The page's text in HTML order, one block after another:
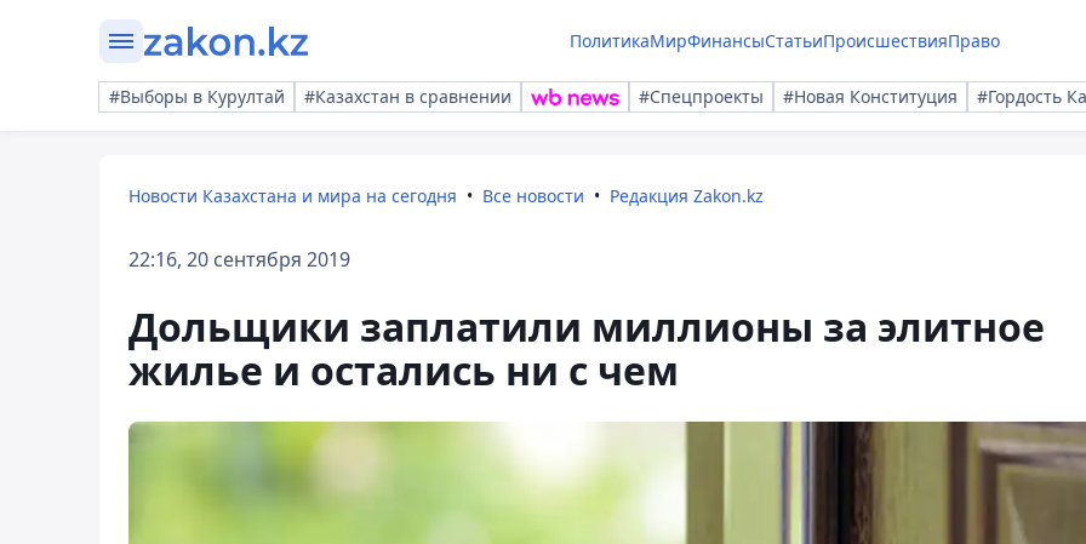
ПолитикаМирФинансыСтатьиПроисшествияПраво
#Выборы в Курултай #Казахстан в сравнении #Спецпроекты #Новая Конституция #Гордость
Новости Казахстана и мира на сегодня Все новости Редакция Zakon.kz
22:16, 20 сентября 2019
Дольщики заплатили миллионы за элитное
жилье и остались ни с чем